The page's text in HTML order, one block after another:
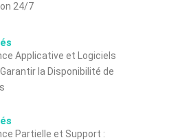
24/7
Applicative et Logiciels
la Disponibilité de
Partielle et Support :